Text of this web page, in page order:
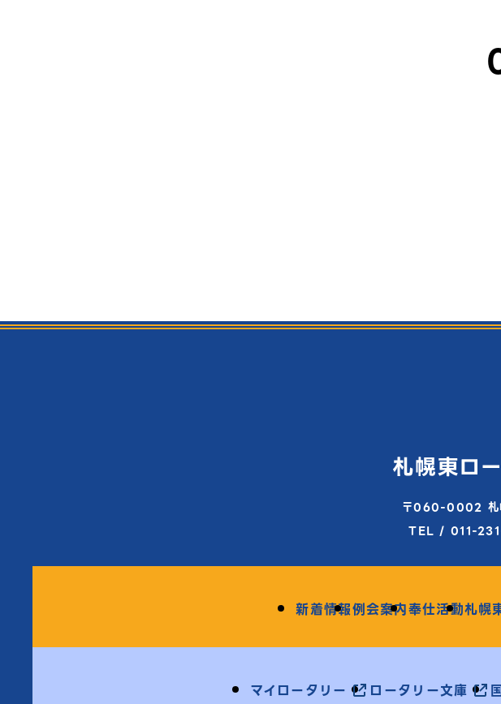
〒060-0002 札
TEL / 011-
新着情報例会案内奉仕活動札幌
マイロータリー ロータリー文庫